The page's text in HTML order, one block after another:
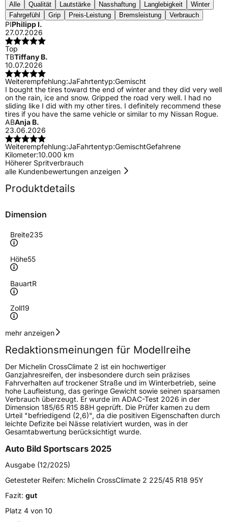
Alle Qualität Lautstärke Nasshaftung Langlebigkeit
Winter
Fahrgefühl
Grip Preis-Leistung Bremsleistung Verbrauch
PIPhilipp I.
27.07.2026
Top
TBTiffany B.
10.07.2026
Weiterempfehlung:JaFahrtentyp:Gemischt
I bought the tires toward the end of winter and they did very well
on the rain, ice and snow. Gripped the road very well. I had no
sliding like I did with my other tires. I definitely recommend these
tires if you have the same vehicle or similar to my Nissan Rogue.
ABAnja B.
23.06.2026
Weiterempfehlung:JaFahrtentyp:GemischtGefahrene
Kilometer:10.000 km
Höherer Spritverbrauch
alle Kundenbewertungen anzeigen
Produktdetails
Dimension
Breite235
Höhe55
BauartR
Zoll19
Geschwindigkeitsindex
Höchstgeschwindigkeit
240 km/h
Lastindex101
Höchstlast825 kg
Gewicht (in kg)13,69 kg
Generelle Merkmale
FahrzeugtypSUV
VerwendungGanzjahresreifen
ModellnameCrossClimate 2 SUV
Fahrzeugart
mehr anzeigen
Redaktionsmeinungen für Modellreihe
Der Michelin CrossClimate 2 ist ein hochwertiger
Ganzjahresreifen, der insbesondere durch sein präzises
Fahrverhalten auf trockener Straße und im Winterbetrieb, seine
hohe Laufleistung, das geringe Gewicht sowie seinen sparsamen
Verbrauch überzeugt. Er wurde im ADAC-Test 2026 in der
Dimension 185/65 R15 88H geprüft. Die Prüfer kamen zu dem
Urteil "befriedigend (2,6)", da die positiven Eigenschaften durch
leichte Defizite bei Nässe relativiert wurden, was in der
Gesamtabwertung berücksichtigt wurde.
Auto Bild Sportscars 2025
Ausgabe (12/2025)
Getesteter Reifen: Michelin CrossClimate 2 225/45 R18 95Y
Fazit: gut
Platz 4 von 10